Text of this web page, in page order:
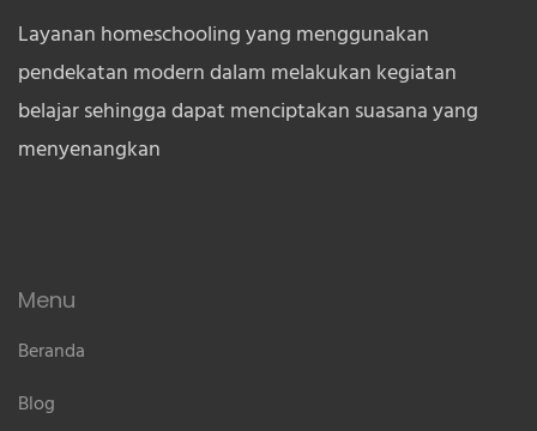
Layanan homeschooling yang menggunakan
pendekatan modern dalam melakukan kegiatan
belajar sehingga dapat menciptakan suasana yang
menyenangkan
Menu
Beranda
Blog